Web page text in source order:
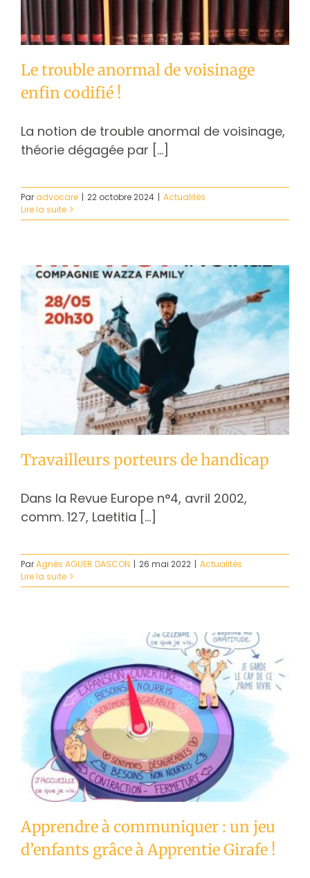
Le trouble anormal de voisinage
enfin codifié !
La notion de trouble anormal de voisinage,
théorie dégagée par [...]
Paradvocare | 22 octobre 2024 | Actualités
Lire la suite
Travailleurs porteurs de handicap
Dans la Revue Europe n°4, avril 2002,
comm. 127, Laetitia [...]
ParAgnès AGUER DASCON | 26 mai 2022 | Actualités
Lire la suite
Apprendre à communiquer : un jeu
d’enfants grâce à Apprentie Girafe !